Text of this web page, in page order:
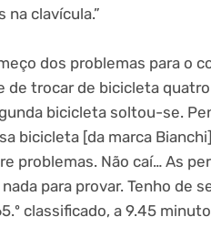
na clavícula.”
dos problemas para o
de trocar de bicicleta
bicicleta soltou-se.
bicicleta [da marca
problemas. Não caí… As
para provar. Tenho de
classificado, a 9.45